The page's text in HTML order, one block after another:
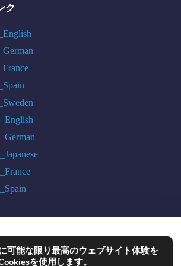
ク
UVPLASTIC MATERIAL TECHNOLOGY CO.,
ALL RIGHTS RESERVED
可能な限り最高のウェブサイト体験を
を使用します。